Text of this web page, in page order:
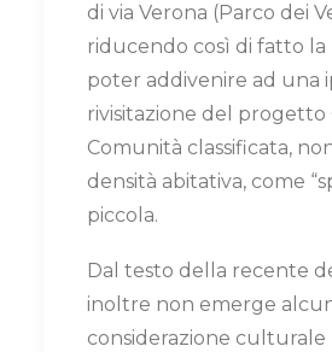
di via Verona (Parco dei
riducendo così di fatto la
poter addivenire ad una
rivisitazione del progetto
Comunità classificata,
densità abitativa, come
piccola.
Dal testo della recente
inoltre non emerge
considerazione culturale